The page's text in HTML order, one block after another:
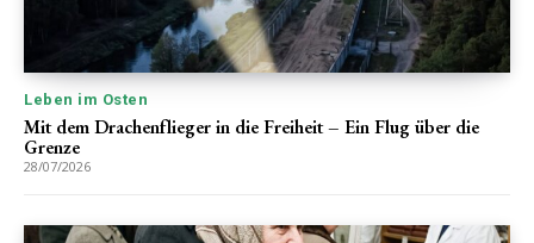
Leben im Osten
Mit dem Drachenflieger in die Freiheit – Ein Flug über die
Grenze
28/07/2026